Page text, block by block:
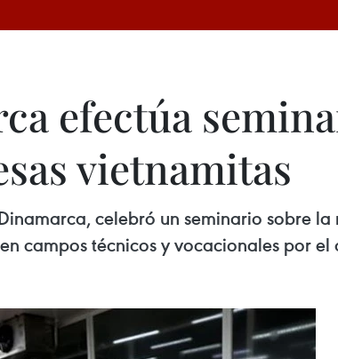
efectúa
vietnamitas
celebró un seminario sobre
campos técnicos y vocacionales por el